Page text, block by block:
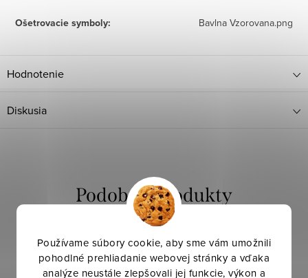
Používame súbory cookie, aby sme vám umožnili
pohodlné prehliadanie webovej stránky a vďaka
analýze neustále zlepšovali jej funkcie, výkon a
Ošetrovacie symboly: Bavlna Vzorovana.png
Hodnotenie
Diskusia